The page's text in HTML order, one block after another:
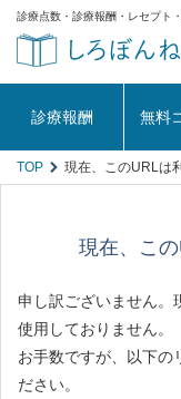
診療点数・診療報酬・レセプト
診療報酬 無料
TOP 現在、このURLは
現在、こ
申し訳ございません。
使用しておりません。
お手数ですが、以下の
ださい。